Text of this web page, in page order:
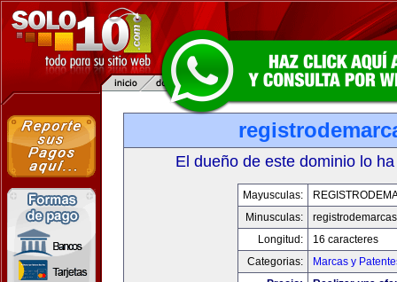
El dueño de este dominio lo
Mayusculas:
Minusculas:
Longitud:
16 caracteres
Categorias:
Marcas y